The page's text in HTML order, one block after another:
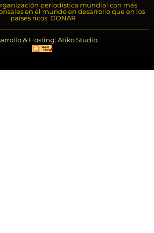
periodística mundial con más
en el mundo en desarrollo que en los
países ricos. DONAR
& Hosting: Atiko.Studio